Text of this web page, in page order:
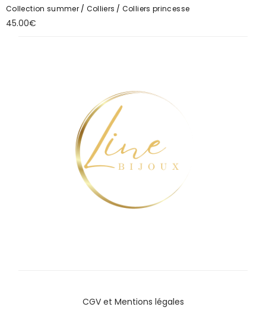
Collection summer
Colliers Colliers princesse
45.00€
CGVet Mentions légales